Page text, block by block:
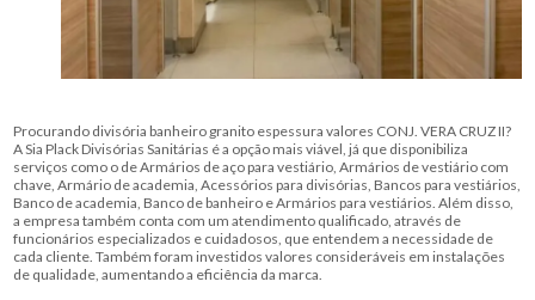
Procurando divisória banheiro granito espessura valores CONJ. VERA CRUZ II?
A Sia Plack Divisórias Sanitárias é a opção mais viável, já que disponibiliza
serviços como o de Armários de aço para vestiário, Armários de vestiário com
chave, Armário de academia, Acessórios para divisórias, Bancos para vestiários,
Banco de academia, Banco de banheiro e Armários para vestiários. Além disso,
a empresa também conta com um atendimento qualificado, através de
funcionários especializados e cuidadosos, que entendem a necessidade de
cada cliente. Também foram investidos valores consideráveis em instalações
de qualidade, aumentando a eficiência da marca.